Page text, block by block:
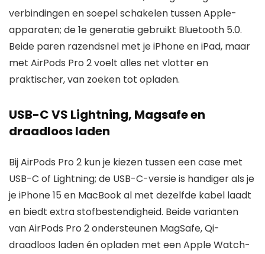
verbindingen en soepel schakelen tussen Apple-
apparaten; de 1e generatie gebruikt Bluetooth 5.0.
Beide paren razendsnel met je iPhone en iPad, maar
met AirPods Pro 2 voelt alles net vlotter en
praktischer, van zoeken tot opladen.
USB-C VS Lightning, Magsafe en
draadloos laden
Bij AirPods Pro 2 kun je kiezen tussen een case met
USB-C of Lightning; de USB-C-versie is handiger als je
je iPhone 15 en MacBook al met dezelfde kabel laadt
en biedt extra stofbestendigheid. Beide varianten
van AirPods Pro 2 ondersteunen MagSafe, Qi-
draadloos laden én opladen met een Apple Watch-